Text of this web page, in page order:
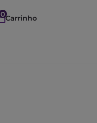
0Carrinho